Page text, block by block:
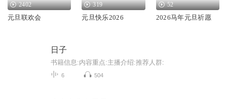
2402
元旦联欢会
319
元旦快乐2026
52
2026马年元旦祈愿
日子
书籍信息:内容重点:主播介绍:推荐人群:
6 504